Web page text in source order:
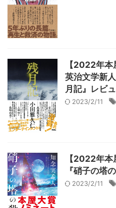
【2022年
英治文学新
月記』レビュ
2023/2/11
【2022年
『硝子の塔
2023/2/11